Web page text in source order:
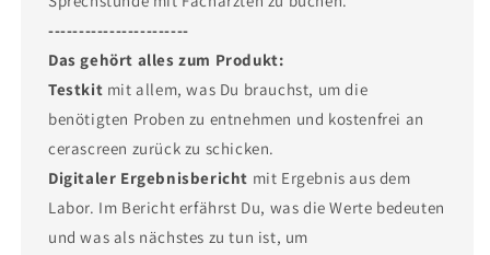
-----------------------
Das gehört alles zum Produkt:
Testkit mit allem, was Du brauchst, um die
benötigten Proben zu entnehmen und kostenfrei an
cerascreen zurück zu schicken.
Digitaler Ergebnisbericht mit Ergebnis aus dem
Labor. Im Bericht erfährst Du, was die Werte bedeuten
und was als nächstes zu tun ist, um